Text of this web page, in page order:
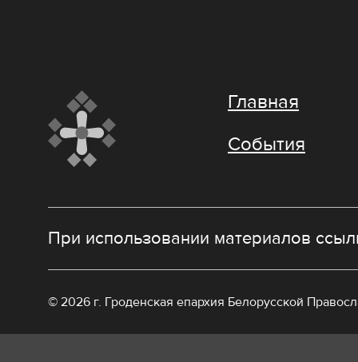
Главная
События
При использовании материалов
© 2026 г. Гроденская епархия Белорусской